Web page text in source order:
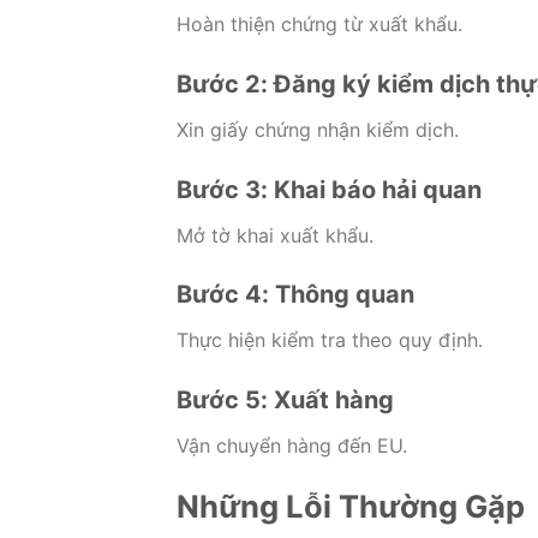
Hoàn thiện chứng từ xuất khẩu.
Bước 2: Đăng ký kiểm dịch
Xin giấy chứng nhận kiểm dịch.
Bước 3: Khai báo hải quan
Mở tờ khai xuất khẩu.
Bước 4: Thông quan
Thực hiện kiểm tra theo quy định.
Bước 5: Xuất hàng
Vận chuyển hàng đến EU.
Những Lỗi Thường Gặp